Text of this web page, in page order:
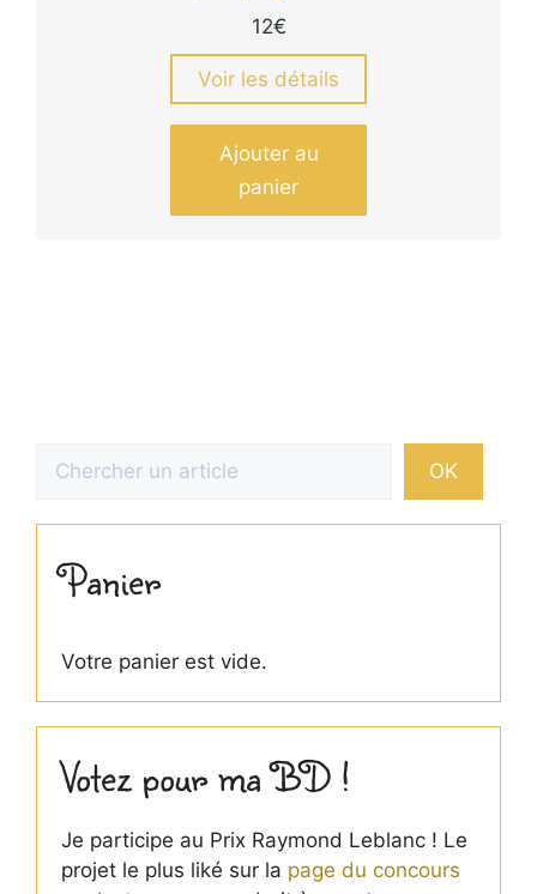
12€
Voir les détails
Ajouter au
panier
OK
Panier
Votre panier est vide.
Votez pour ma BD !
Je participe au Prix Raymond Leblanc ! Le
projet le plus liké sur la page du concours